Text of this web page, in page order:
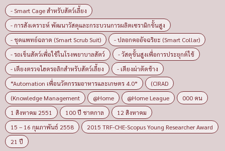
- Smart Cage สำหรับสัตว์เลี้ยง
- การสังเคราะห์ พัฒนาวัสดุและกระบวนการผลิตเซรามิกขั้นสูง
- ชุดแพทย์ฉลาด (Smart Scrub Suit)
- ปลอกคออัจฉริยะ (Smart Collar)
- รถเข็นสัตว์เพื่อใช้ในโรงพยาบาลสัตว์
- วัสดุขั้นสูงเพื่อการประยุกต์ใช้
- เตียงตรวจไฮดรอลิกสำหรับสัตว์เลี้ยง
- เตียงผ่าตัดช้าง
“Automation เพื่อนวัตกรรมอาหารและเกษตร 4.0”
(CIRAD
(Knowledge Management
@Home @Home League
000 คน
1 สิงหาคม 2551
100 ปี ชาตกาล
12 สิงหาคม
15 – 16 กุมภาพันธ์ 2558
2015 TRF-CHE-Scopus Young Researcher Award
21 ปี